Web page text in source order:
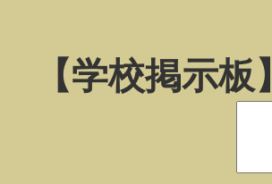
【学校掲示板】